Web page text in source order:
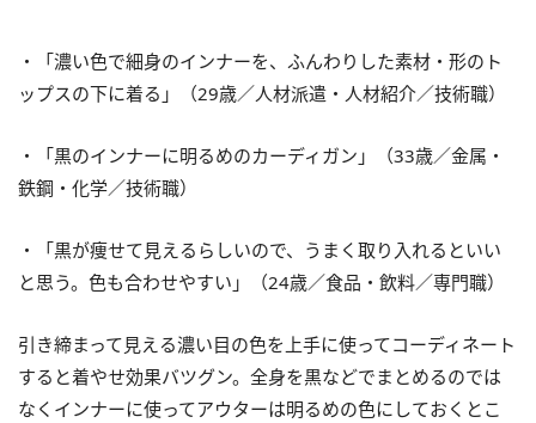
・「濃い色で細身のインナーを、ふんわりした素材・形のト
ップスの下に着る」（29歳／人材派遣・人材紹介／技術職）
・「黒のインナーに明るめのカーディガン」（33歳／金属・
鉄鋼・化学／技術職）
・「黒が痩せて見えるらしいので、うまく取り入れるといい
と思う。色も合わせやすい」（24歳／食品・飲料／専門職）
引き締まって見える濃い目の色を上手に使ってコーディネート
すると着やせ効果バツグン。全身を黒などでまとめるのでは
なくインナーに使ってアウターは明るめの色にしておくとこ